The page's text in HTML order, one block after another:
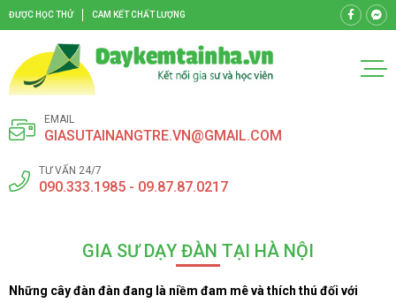
ĐƯỢC HỌC THỬ CAM KẾT CHẤT LƯỢNG
EMAIL
GIASUTAINANGTRE.VN@GMAIL.COM
TƯ VẤN 24/7
090.333.1985 - 09.87.87.0217
GIA SƯ DẠY ĐÀN TẠI HÀ NỘI
Những cây đàn đàn đang là niềm đam mê và thích thú đối với